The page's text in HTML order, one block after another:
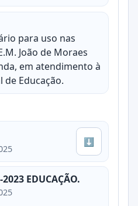
para uso nas
João de Moraes
em atendimento à
de Educação.
⬇
EDUCAÇÃO.